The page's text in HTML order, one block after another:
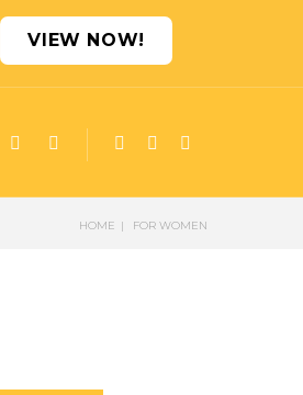
VIEW NOW!
HOME FOR WOMEN